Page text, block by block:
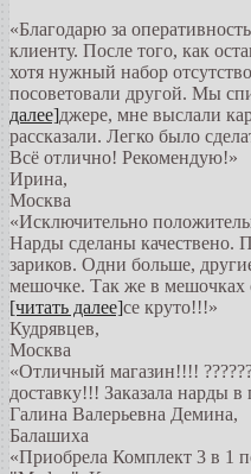
«Благодарю за
клиенту. После того, как
хотя нужный набор
посоветовали другой. Мы
далее]джере, мне выслали
рассказали. Легко было
Всё отлично! Рекомендую!»
Ирина,
Москва
«Исключительно
Нарды сделаны качествено.
зариков. Одни больше,
мешочке. Так же в
[читать далее]се круто!!!»
Кудрявцев,
Москва
«Отличный магазин!!!!
доставку!!! Заказала нарды
Галина Валерьевна Демина,
Балашиха
«Приобрела Комплект 3 в 1